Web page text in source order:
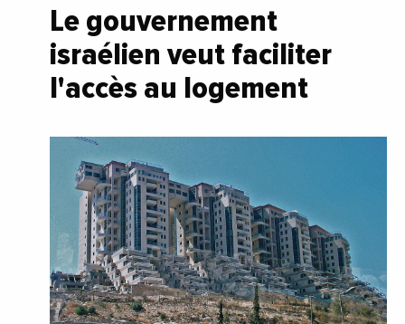
Le gouvernement
israélien veut faciliter
l'accès au logement